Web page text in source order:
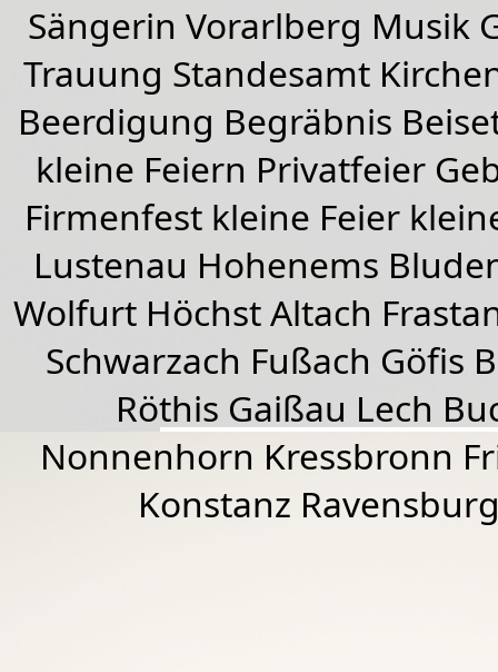
Sängerin Vorarlberg Musik
Trauung Standesamt
Beerdigung Begräbnis
kleine Feiern Privatfeier
Firmenfest kleine Feier
Lustenau Hohenems
Wolfurt HöchstAltach
Schwarzach Fußach Göfis
Röthis Gaißau Lech
Nonnenhorn Kressbronn
Konstanz